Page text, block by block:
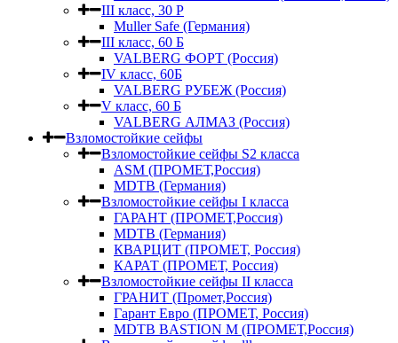
III класс, 30 Р
Muller Safe (Германия)
III класс, 60 Б
VALBERG ФОРТ (Россия)
IV класс, 60Б
VALBERG РУБЕЖ (Россия)
V класс, 60 Б
VALBERG АЛМАЗ (Россия)
Взломостойкие сейфы
Взломостойкие сейфы S2 класса
ASM (ПРОМЕТ,Россия)
MDTB (Германия)
Взломостойкие сейфы I класса
ГАРАНТ (ПРОМЕТ,Россия)
MDTB (Германия)
КВАРЦИТ (ПРОМЕТ, Россия)
КАРАТ (ПРОМЕТ, Россия)
Взломостойкие сейфы II класса
ГРАНИТ (Промет,Россия)
Гарант Евро (ПРОМЕТ, Россия)
MDTB BASTION M (ПРОМЕТ,Россия)